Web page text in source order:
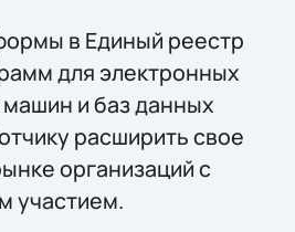
в Единый реестр
для электронных
и баз данных
расширить свое
организаций с
участием.